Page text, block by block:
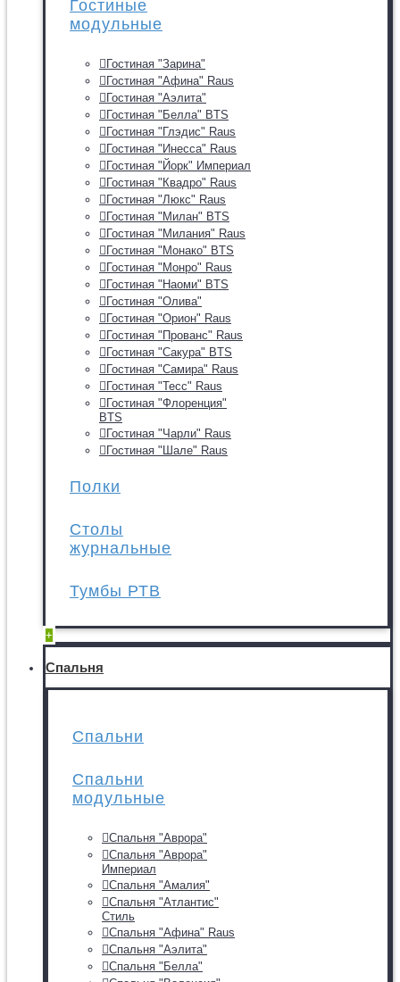
Гостиные
модульные
Гостиная "Зарина"
Гостиная "Афина" Raus
Гостиная "Аэлита"
Гостиная "Белла" BTS
Гостиная "Глэдис" Raus
Гостиная "Инесса" Raus
Гостиная "Йорк" Империал
Гостиная "Квадро" Raus
Гостиная "Люкс" Raus
Гостиная "Милан" BTS
Гостиная "Милания" Raus
Гостиная "Монако" BTS
Гостиная "Монро" Raus
Гостиная "Наоми" BTS
Гостиная "Олива"
Гостиная "Орион" Raus
Гостиная "Прованс" Raus
Гостиная "Сакура" BTS
Гостиная "Самира" Raus
Гостиная "Тесс" Raus
Гостиная "Флоренция"
BTS
Гостиная "Чарли" Raus
Гостиная "Шале" Raus
Полки
Столы
журнальные
Тумбы РТВ
+
Спальня
Спальни
Спальни
модульные
Спальня "Аврора"
Спальня "Аврора"
Империал
Спальня "Амалия"
Спальня "Атлантис"
Стиль
Спальня "Афина" Raus
Спальня "Аэлита"
Спальня "Белла"